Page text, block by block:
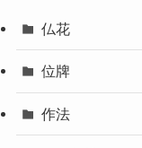
仏花
位牌
作法